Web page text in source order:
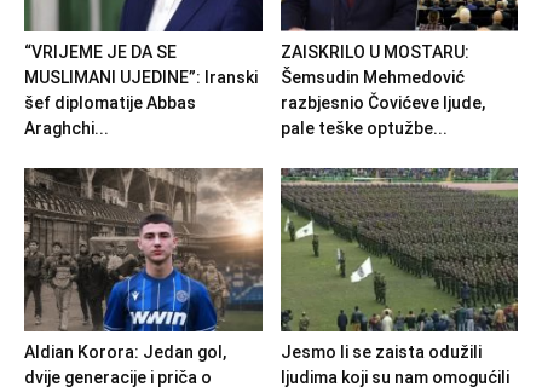
“VRIJEME JE DA SE
MUSLIMANI UJEDINE”: Iranski
šef diplomatije Abbas
Araghchi...
ZAISKRILO U MOSTARU:
Šemsudin Mehmedović
razbjesnio Čovićeve ljude,
pale teške optužbe...
Aldian Korora: Jedan gol,
dvije generacije i priča o
Jesmo li se zaista odužili
ljudima koji su nam omogućili